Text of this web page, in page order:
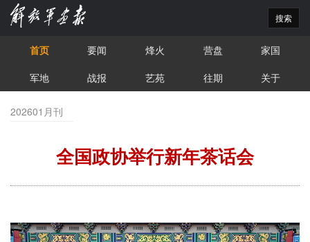
搜索
首页 要闻 烽火 营盘
家国
军地
战报 艺苑 往期 关于
202601月刊
全国政协举行新年茶话会